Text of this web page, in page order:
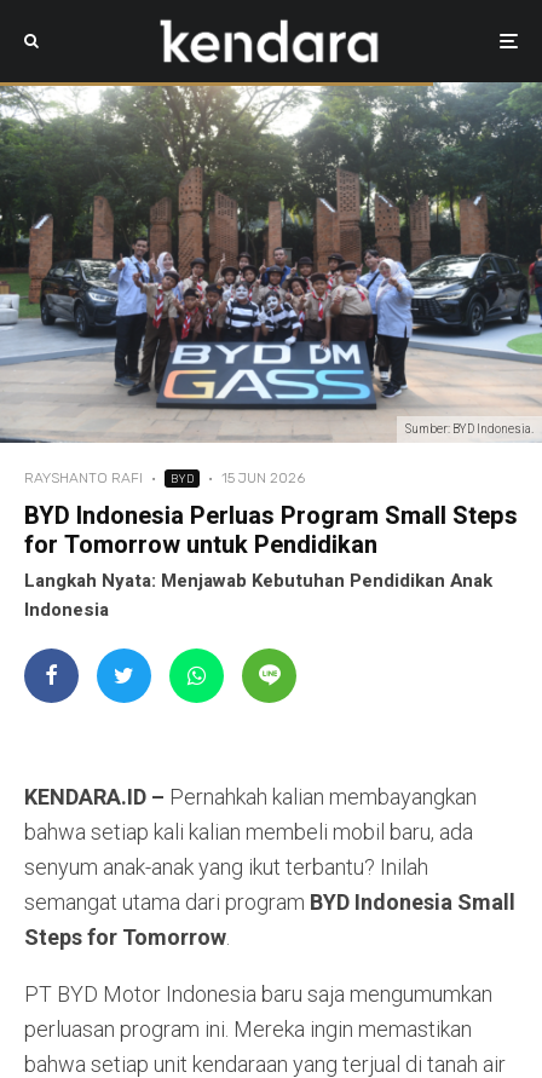
Sumber: BYD Indonesia.
RAYSHANTO RAFI · BYD · 15 JUN 2026
BYD Indonesia Perluas Program Small Steps
for Tomorrow untuk Pendidikan
Langkah Nyata: Menjawab Kebutuhan Pendidikan Anak
Indonesia
KENDARA.ID – Pernahkah kalian membayangkan
bahwa setiap kali kalian membeli mobil baru, ada
senyum anak-anak yang ikut terbantu? Inilah
semangat utama dari program BYD Indonesia Small
Steps for Tomorrow
PT BYD Motor Indonesia baru saja mengumumkan
perluasan program ini. Mereka ingin memastikan
bahwa setiap unit kendaraan yang terjual di tanah air